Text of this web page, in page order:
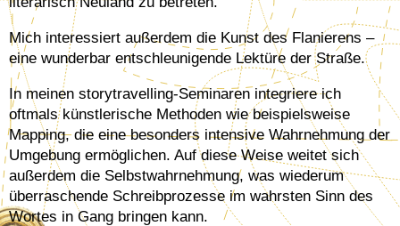
Mich interessiert außerdem die Kunst des Flanierens –
eine wunderbar entschleunigende Lektüre der Straße.
In meinen storytravelling-Seminaren integriere ich
oftmals künstlerische Methoden wie beispielsweise
Mapping, die eine besonders intensive Wahrnehmung der
Umgebung ermöglichen. Auf diese Weise weitet sich
außerdem die Selbstwahrnehmung, was wiederum
überraschende Schreibprozesse im wahrsten Sinn des
Wortes in Gang bringen kann.